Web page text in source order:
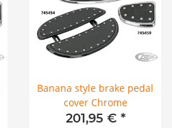
Banana style brake pedal
cover Chrome
201,95 € *